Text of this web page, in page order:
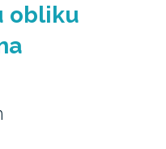
obliku